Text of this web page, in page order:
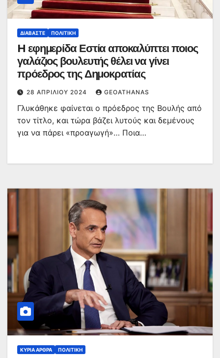
ΔΙΑΒΆΣΤΕ ΠΟΛΙΤΙΚΉ
H εφημερίδα Εστία αποκαλύπτει ποιος
γαλάζιος βουλευτής θέλει να γίνει
πρόεδρος της Δημοκρατίας
28 ΑΠΡΙΛΊΟΥ 2024 GEOATHANAS
Γλυκάθηκε φαίνεται ο πρόεδρος της Βουλής από
τον τίτλο, και τώρα βάζει λυτούς και δεμένους
για να πάρει «προαγωγή»… Ποια…
ΚΥΡΙΑ ΑΡΘΡΑ ΠΟΛΙΤΙΚΉ